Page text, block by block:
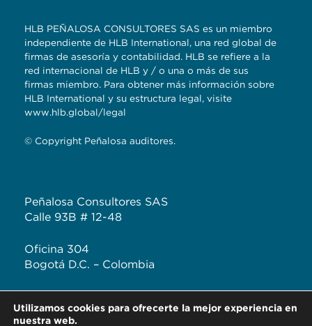
HLB PEÑALOSA CONSULTORES SAS es un miembro
independiente de HLB International, una red global de
firmas de asesoría y contabilidad. HLB se refiere a la
red internacional de HLB y / o una o más de sus
firmas miembro. Para obtener más información sobre
HLB International y su estructura legal, visite
www.hlb.global/legal
© Copyright Peñalosa auditores.
Peñalosa Consultores SAS
Calle 93B # 12-48
Oficina 304
Bogotá D.C. – Colombia
F: +57 313 444 3232
Utilizamos cookies para ofrecerte la mejor experiencia en
nuestra web.